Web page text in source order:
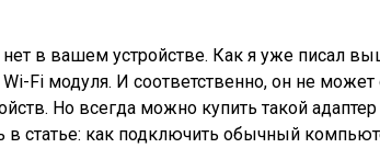
нет в вашем устройстве. Как я уже писал
Wi-Fi модуля. И соответственно, он не может
Но всегда можно купить такой адаптер
в статье: как подключить обычный